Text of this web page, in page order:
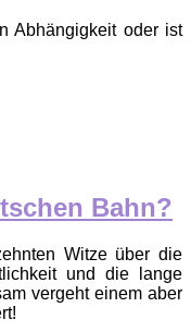
Abhängigkeit oder ist
Bahn?
Witze über die
und die lange
vergeht einem aber